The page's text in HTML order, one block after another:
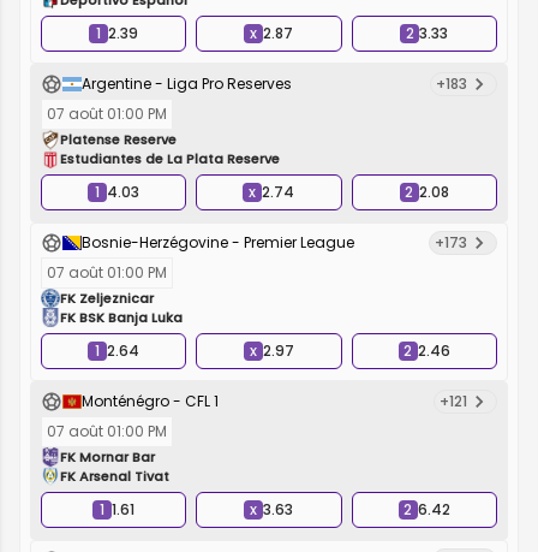
1 2.39 x 2.87 2 3.33
Argentine - Liga Pro Reserves
+183
07 août 01:00 PM
Platense Reserve
Estudiantes de La Plata Reserve
1 4.03 x 2.74 2 2.08
Bosnie-Herzégovine - Premier League
+173
07 août 01:00 PM
FK Zeljeznicar
FK BSK Banja Luka
1 2.64 x 2.97 2 2.46
Monténégro - CFL 1
+121
07 août 01:00 PM
FK Mornar Bar
FK Arsenal Tivat
1 1.61 x 3.63 2 6.42